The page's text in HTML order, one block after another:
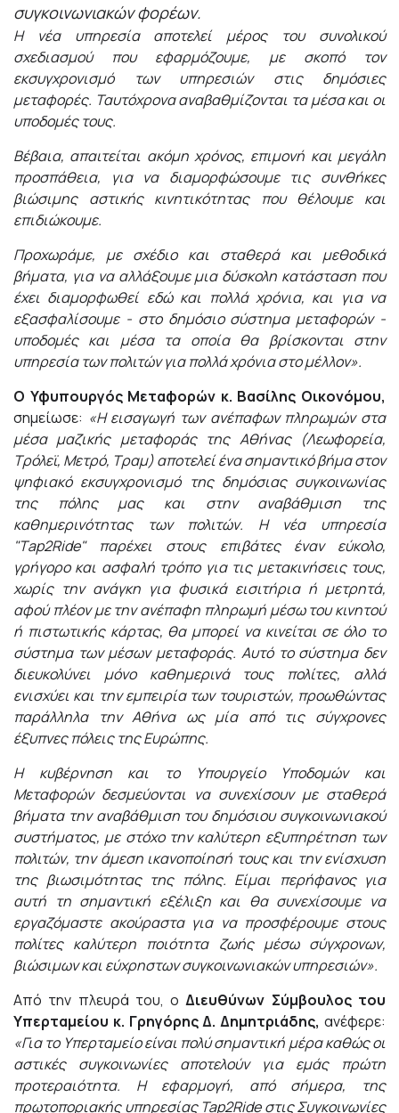
συγκοινωνιακών φορέων.
Η νέα υπηρεσία αποτελεί μέρος του συνολικού
σχεδιασμού που εφαρμόζουμε, με σκοπό τον
εκσυγχρονισμό των υπηρεσιών στις δημόσιες
μεταφορές. Ταυτόχρονα αναβαθμίζονται τα μέσα και οι
υποδομές τους.
Βέβαια, απαιτείται ακόμη χρόνος, επιμονή και μεγάλη
προσπάθεια, για να διαμορφώσουμε τις συνθήκες
βιώσιμης αστικής κινητικότητας που θέλουμε και
επιδιώκουμε.
Προχωράμε, με σχέδιο και σταθερά και μεθοδικά
βήματα, για να αλλάξουμε μια δύσκολη κατάσταση που
έχει διαμορφωθεί εδώ και πολλά χρόνια, και για να
εξασφαλίσουμε - στο δημόσιο σύστημα μεταφορών -
υποδομές και μέσα τα οποία θα βρίσκονται στην
υπηρεσία των πολιτών για πολλά χρόνια στο μέλλον».
Ο Υφυπουργός Μεταφορών κ. Βασίλης Οικονόμου,
σημείωσε: «Η εισαγωγή των ανέπαφων πληρωμών στα
μέσα μαζικής μεταφοράς της Αθήνας (Λεωφορεία,
Τρόλεϊ, Μετρό, Τραμ) αποτελεί ένα σημαντικό βήμα στον
ψηφιακό εκσυγχρονισμό της δημόσιας συγκοινωνίας
της πόλης μας και στην αναβάθμιση της
καθημερινότητας των πολιτών. Η νέα υπηρεσία
"Τap2Ride" παρέχει στους επιβάτες έναν εύκολο,
γρήγορο και ασφαλή τρόπο για τις μετακινήσεις τους,
χωρίς την ανάγκη για φυσικά εισιτήρια ή μετρητά,
αφού πλέον με την ανέπαφη πληρωμή μέσω του κινητού
ή πιστωτικής κάρτας, θα μπορεί να κινείται σε όλο το
σύστημα των μέσων μεταφοράς. Αυτό το σύστημα δεν
διευκολύνει μόνο καθημερινά τους πολίτες, αλλά
ενισχύει και την εμπειρία των τουριστών, προωθώντας
παράλληλα την Αθήνα ως μία από τις σύγχρονες
έξυπνες πόλεις της Ευρώπης.
Η κυβέρνηση και το Υπουργείο Υποδομών και
Μεταφορών δεσμεύονται να συνεχίσουν με σταθερά
βήματα την αναβάθμιση του δημόσιου συγκοινωνιακού
συστήματος, με στόχο την καλύτερη εξυπηρέτηση των
πολιτών, την άμεση ικανοποίησή τους και την ενίσχυση
της βιωσιμότητας της πόλης. Είμαι περήφανος για
αυτή τη σημαντική εξέλιξη και θα συνεχίσουμε να
εργαζόμαστε ακούραστα για να προσφέρουμε στους
πολίτες καλύτερη ποιότητα ζωής μέσω σύγχρονων,
βιώσιμων και εύχρηστων συγκοινωνιακών υπηρεσιών».
Από την πλευρά του, ο Διευθύνων Σύμβουλος του
Υπερταμείου κ. Γρηγόρης Δ. Δημητριάδης, ανέφερε:
«Για το Υπερταμείο είναι πολύ σημαντική μέρα καθώς οι
αστικές συγκοινωνίες αποτελούν για εμάς πρώτη
προτεραιότητα. Η εφαρμογή, από σήμερα, της
πρωτοποριακής υπηρεσίας Tap2Ride στις Συγκοινωνίες